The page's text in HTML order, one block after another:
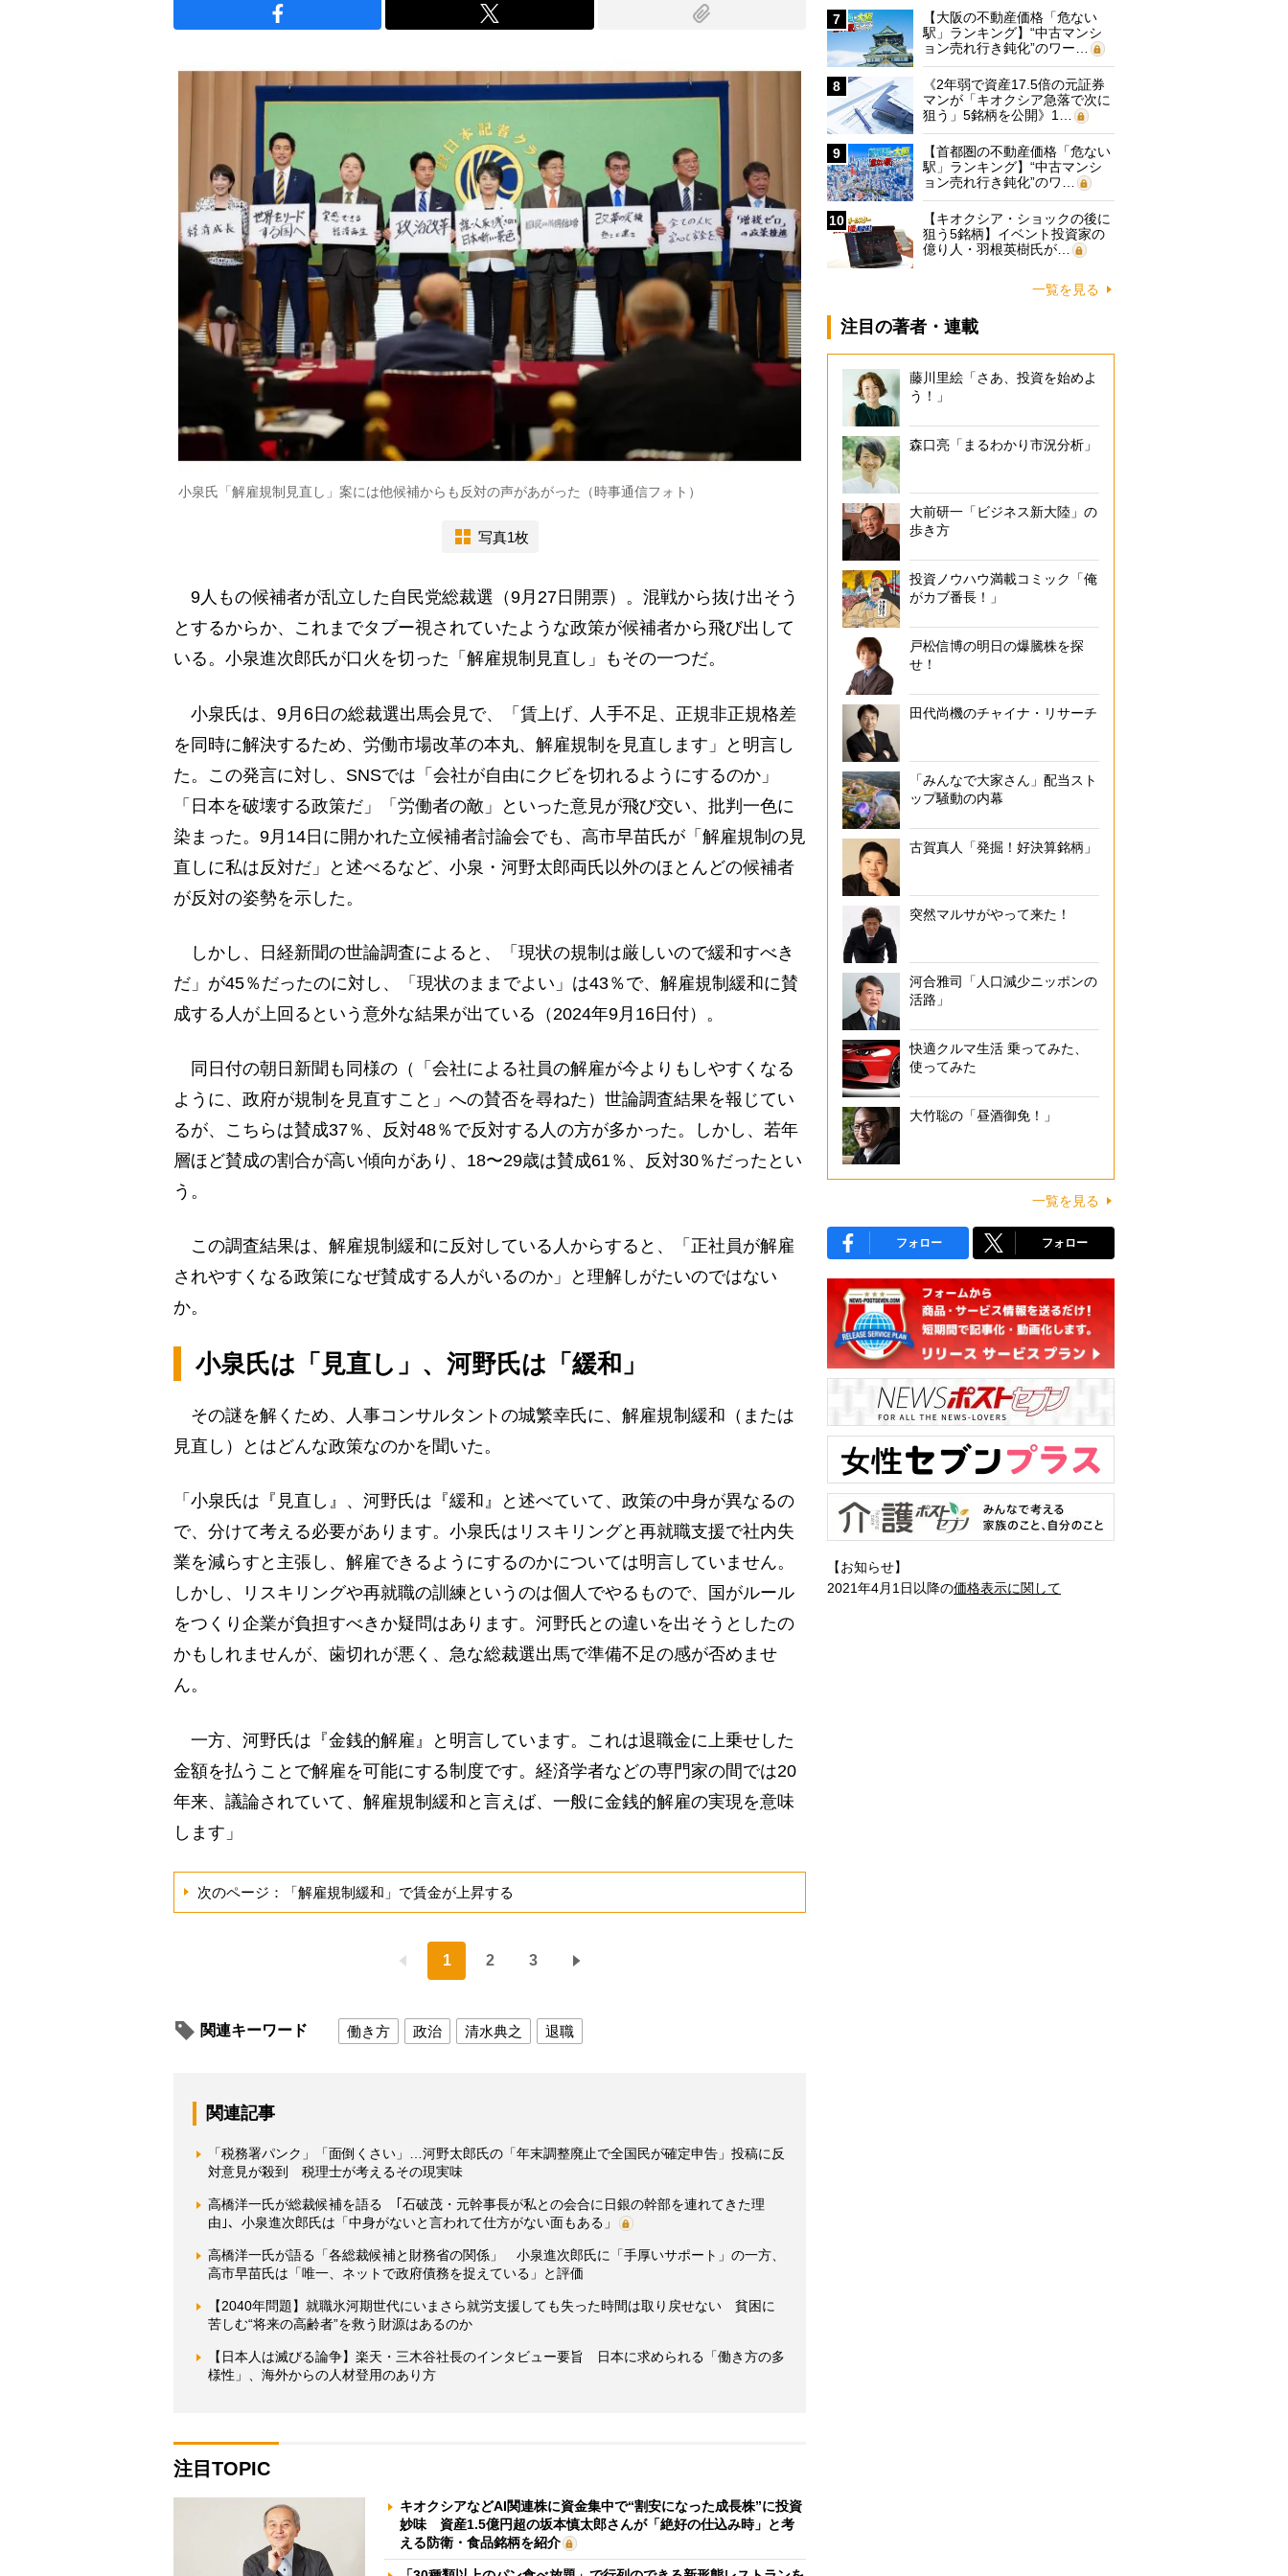
小泉氏「解雇規制見直し」案には他候補からも反対の声があがった（時事通信フォト）
写真1枚
9人もの候補者が乱立した自民党総裁選（9月27日開票）。混戦から抜け出そう
とするからか、これまでタブー視されていたような政策が候補者から飛び出して
いる。小泉進次郎氏が口火を切った「解雇規制見直し」もその一つだ。
小泉氏は、9月6日の総裁選出馬会見で、「賃上げ、人手不足、正規非正規格差
を同時に解決するため、労働市場改革の本丸、解雇規制を見直します」と明言し
た。この発言に対し、SNSでは「会社が自由にクビを切れるようにするのか」
「日本を破壊する政策だ」「労働者の敵」といった意見が飛び交い、批判一色に
染まった。9月14日に開かれた立候補者討論会でも、高市早苗氏が「解雇規制の見
直しに私は反対だ」と述べるなど、小泉・河野太郎両氏以外のほとんどの候補者
が反対の姿勢を示した。
しかし、日経新聞の世論調査によると、「現状の規制は厳しいので緩和すべき
だ」が45％だったのに対し、「現状のままでよい」は43％で、解雇規制緩和に賛
成する人が上回るという意外な結果が出ている（2024年9月16日付）。
同日付の朝日新聞も同様の（「会社による社員の解雇が今よりもしやすくなる
ように、政府が規制を見直すこと」への賛否を尋ねた）世論調査結果を報じてい
るが、こちらは賛成37％、反対48％で反対する人の方が多かった。しかし、若年
層ほど賛成の割合が高い傾向があり、18〜29歳は賛成61％、反対30％だったとい
う。
この調査結果は、解雇規制緩和に反対している人からすると、「正社員が解雇
されやすくなる政策になぜ賛成する人がいるのか」と理解しがたいのではない
か。
小泉氏は「見直し」、河野氏は「緩和」
その謎を解くため、人事コンサルタントの城繁幸氏に、解雇規制緩和（または
見直し）とはどんな政策なのかを聞いた。
「小泉氏は『見直し』、河野氏は『緩和』と述べていて、政策の中身が異なるの
で、分けて考える必要があります。小泉氏はリスキリングと再就職支援で社内失
業を減らすと主張し、解雇できるようにするのかについては明言していません。
しかし、リスキリングや再就職の訓練というのは個人でやるもので、国がルール
をつくり企業が負担すべきか疑問はあります。河野氏との違いを出そうとしたの
かもしれませんが、歯切れが悪く、急な総裁選出馬で準備不足の感が否めませ
ん。
一方、河野氏は『金銭的解雇』と明言しています。これは退職金に上乗せした
金額を払うことで解雇を可能にする制度です。経済学者などの専門家の間では20
年来、議論されていて、解雇規制緩和と言えば、一般に金銭的解雇の実現を意味
します」
次のページ：「解雇規制緩和」で賃金が上昇する
1 2 3
関連キーワード 働き方 政治 清水典之 退職
関連記事
「税務署パンク」「面倒くさい」…河野太郎氏の「年末調整廃止で全国民が確定申告」投稿に反
対意見が殺到 税理士が考えるその現実味
高橋洋一氏が総裁候補を語る ｢石破茂・元幹事長が私との会合に日銀の幹部を連れてきた理
由｣、小泉進次郎氏は「中身がないと言われて仕方がない面もある」
高橋洋一氏が語る「各総裁候補と財務省の関係」 小泉進次郎氏に「手厚いサポート」の一方、
高市早苗氏は「唯一、ネットで政府債務を捉えている」と評価
【2040年問題】就職氷河期世代にいまさら就労支援しても失った時間は取り戻せない 貧困に
苦しむ“将来の高齢者”を救う財源はあるのか
【日本人は滅びる論争】楽天・三木谷社長のインタビュー要旨 日本に求められる「働き方の多
様性」、海外からの人材登用のあり方
注目TOPIC
キオクシアなどAI関連株に資金集中で“割安になった成長株”に投資
妙味 資産1.5億円超の坂本慎太郎さんが「絶好の仕込み時」と考
える防衛・食品銘柄を紹介
7
【大阪の不動産価格「危ない
駅」ランキング】“中古マンシ
ョン売れ行き鈍化”のワー…
8
《2年弱で資産17.5倍の元証券
マンが「キオクシア急落で次に
狙う」5銘柄を公開》1…
9
【首都圏の不動産価格「危ない
駅」ランキング】“中古マンシ
ョン売れ行き鈍化”のワ…
10
【キオクシア・ショックの後に
狙う5銘柄】イベント投資家の
億り人・羽根英樹氏が…
一覧を見る
注目の著者・連載
藤川里絵「さあ、投資を始めよ
う！」
森口亮「まるわかり市況分析」
大前研一「ビジネス新大陸」の
歩き方
投資ノウハウ満載コミック「俺
がカブ番長！」
戸松信博の明日の爆騰株を探
せ！
田代尚機のチャイナ・リサーチ
「みんなで大家さん」配当スト
ップ騒動の内幕
古賀真人「発掘！好決算銘柄」
突然マルサがやって来た！
河合雅司「人口減少ニッポンの
活路」
快適クルマ生活 乗ってみた、
使ってみた
大竹聡の「昼酒御免！」
一覧を見る
フォロー フォロー
【お知らせ】
2021年4月1日以降の価格表示に関して